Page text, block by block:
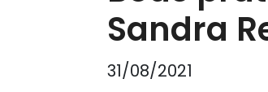
Sandra
31/08/2021